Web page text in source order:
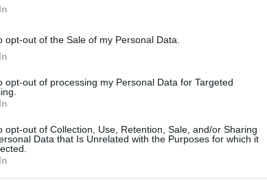
opt-out of the Sale of my Personal Data.
opt-out of processing my Personal Data for Targeted
opt-out of Collection, Use, Retention, Sale, and/or Sharing
Data that Is Unrelated with the Purposes for which it
του θρυλικού τερματοφύλακα της Γιουβέντους
μητέρας του Αλένα Σερέντοβα και φρόντισε να
με το... καλημέρα
μετά από προτροπή του
γράφουν τα ΜΜΕ της
1